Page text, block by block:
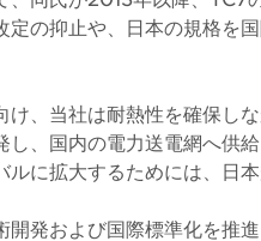
の抑止や、日本の規格を
、当社は耐熱性を確保し
し、国内の電力送電網へ供
に拡大するためには、日
開発および国際標準化を推